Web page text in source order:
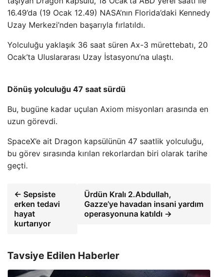
16.49’da (19 Ocak 12.49) NASA’nın Florida’daki Kennedy
Uzay Merkezi’nden başarıyla fırlatıldı.
Yolculuğu yaklaşık 36 saat süren Ax-3 mürettebatı, 20
Ocak’ta Uluslararası Uzay İstasyonu’na ulaştı.
Dönüş yolculuğu 47 saat sürdü
Bu, bugüne kadar uçulan Axiom misyonları arasında en
uzun görevdi.
SpaceX’e ait Dragon kapsülünün 47 saatlik yolculuğu,
bu görev sırasında kırılan rekorlardan biri olarak tarihe
geçti.
← Sepsiste
erken tedavi
hayat
kurtarıyor
Ürdün Kralı 2.Abdullah,
Gazze’ye havadan insani yardım
operasyonuna katıldı →
Tavsiye Edilen Haberler